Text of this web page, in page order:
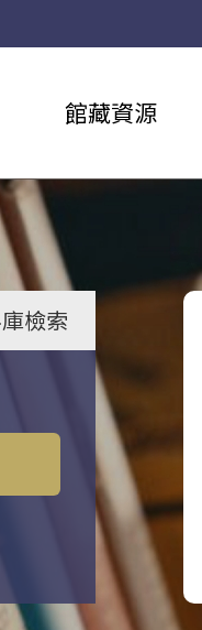
館藏資源
檢索